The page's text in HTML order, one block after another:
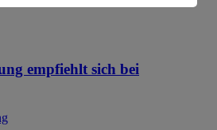
empfiehlt sich bei
der Seite findest du